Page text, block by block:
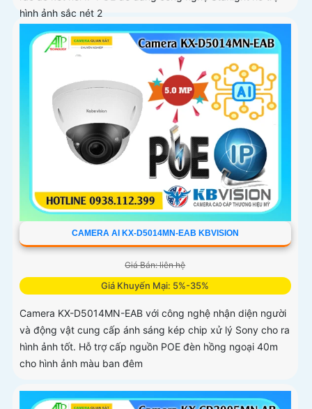
hình ảnh sắc nét 2
CAMERA AI KX-D5014MN-EAB KBVISION
Giá Bán: liên hệ
Giá Khuyến Mại: 5%-35%
Camera KX-D5014MN-EAB với công nghệ nhận diện người
và động vật cung cấp ánh sáng kép chip xử lý Sony cho ra
hình ảnh tốt. Hỗ trợ cấp nguồn POE đèn hồng ngoại 40m
cho hình ảnh màu ban đêm